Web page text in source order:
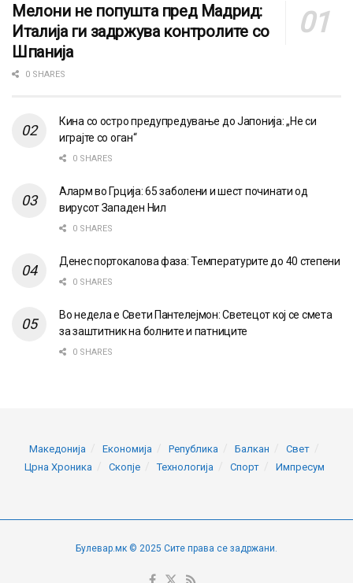
Мелони не попушта пред Мадрид:
Италија ги задржува контролите со
Шпанија
0 SHARES
Кина со остро предупредување до Јапонија: „Не си
играјте со оган“
0 SHARES
Аларм во Грција: 65 заболени и шест починати од
вирусот Западен Нил
0 SHARES
Денес портокалова фаза: Температурите до 40 степени
0 SHARES
Во недела е Свети Пантелејмон: Светецот кој се смета
за заштитник на болните и патниците
0 SHARES
Македонија Економија Република Балкан
Свет
Црна Хроника
Скопје Технологија Спорт Импресум
Булевар.мк © 2025 Сите права се задржани.